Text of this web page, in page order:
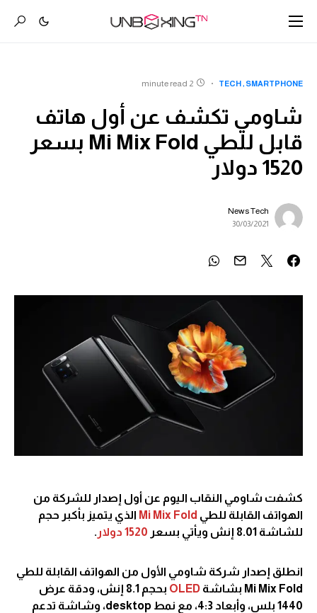
SMARTPHONE
TECH
2 minute read
شاومي تكشف عن أول هاتف
قابل للطي Mi Mix Fold بسعر
1520 دولار
News Tech
30/03/2021
كشفت شاومي النقاب اليوم عن أول إصدار للشركة من
الهواتف القابلة للطي Mi Mix Fold الذي يتميز بأكبر حجم
للشاشة 8.01 إنش ويأتي بسعر
1520 دولار .
انطلق إصدار شركة شاومي الأول من الهواتف القابلة للطي
Mi Mix Fold بشاشة
OLED
بحجم 8.1 إنش، ودقة عرض
1440 بلس، وأبعاد 4:3، مع نمط desktop، وشاشة تدعم